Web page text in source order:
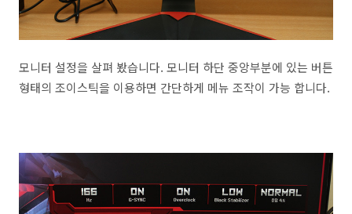
모니터 설정을 살펴 봤습니다. 모니터 하단 중앙부분에 있는 버튼
형태의 조이스틱을 이용하면 간단하게 메뉴 조작이 가능 합니다.